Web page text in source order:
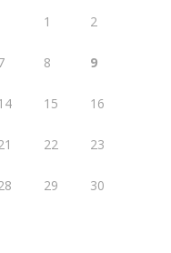
1 2
8 9
15 16
22 23
29 30